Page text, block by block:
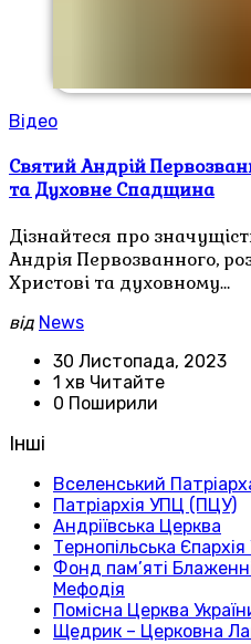
Відео
Святий Андрій
та Духовне Спадщина
Дізнайтеся про
Андрія Первозванного,
Христові та духовному…
від News
30 Листопада, 2023
1 хв Читайте
0 Поширили
Інші
Вселенський
Патріархія УПЦ (ПЦУ)
Андріївська Церква
Тернопільська
Фонд пам’яті
Мефодія
Помісна Церква
Щедрик – Церковна